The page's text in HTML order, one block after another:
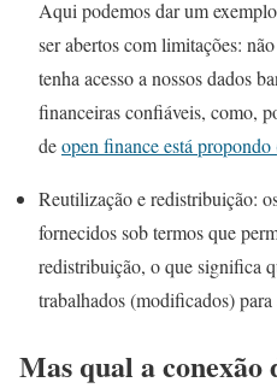
Aqui podemos dar um
ser abertos com limitações:
tenha acesso a nossos dados
financeiras confiáveis, como,
deopen finance está
Reutilização e redistribuição:
fornecidos sob termos que
redistribuição, o que significa
trabalhados (modificados)
Mas qual a conexão